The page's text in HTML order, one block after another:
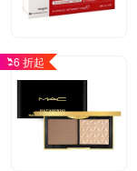
6 折起